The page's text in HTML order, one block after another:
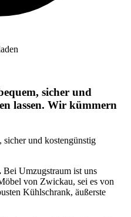
sicher und
lassen. Wir kümmern
sicher und kostengünstig
Bei Umzugstraum ist uns
von Zwickau, sei es von
Kühlschrank, äußerste